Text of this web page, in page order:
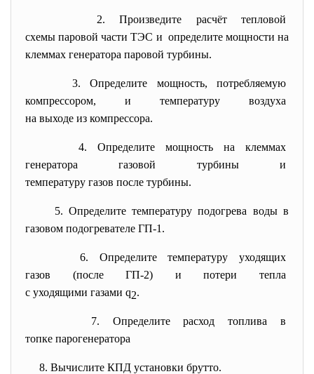
2. Произведите расчёт тепловой
схемы паровой части ТЭС и определите мощности на
клеммах генератора паровой турбины.
3. Определите мощность, потребляемую
компрессором, и температуру воздуха
на выходе из компрессора.
4. Определите мощность на клеммах
генератора газовой турбины и
температуру газов после турбины.
5. Определите температуру подогрева воды в
газовом подогревателе ГП-1.
6. Определите температуру уходящих
газов (после ГП-2) и потери тепла
с уходящими газами q2.
7. Определите расход топлива в
топке парогенератора
8. Вычислите КПД установки брутто.